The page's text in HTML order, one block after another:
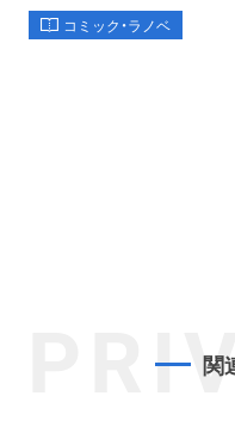
コミック・ラノベ
関